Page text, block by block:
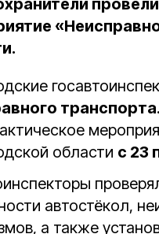
транспорта
области с 23
автостёкол,
а также